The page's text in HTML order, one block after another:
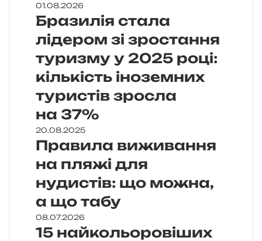
01.08.2026
Бразилія стала
лідером зі зростання
туризму у 2025 році:
кількість іноземних
туристів зросла
на 37%
20.08.2025
Правила виживання
на пляжі для
нудистів: що можна,
а що табу
08.07.2026
15 найкольоровіших